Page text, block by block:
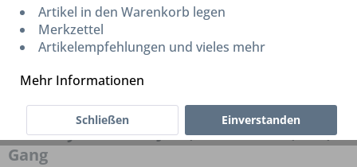
Sturmey Archer HSJ959, Schalthebel, Alu, 5
Gang
Artikel in den Warenkorb legen
Merkzettel
Artikelempfehlungen und vieles mehr
Mehr Informationen
Einverstanden
Schließen